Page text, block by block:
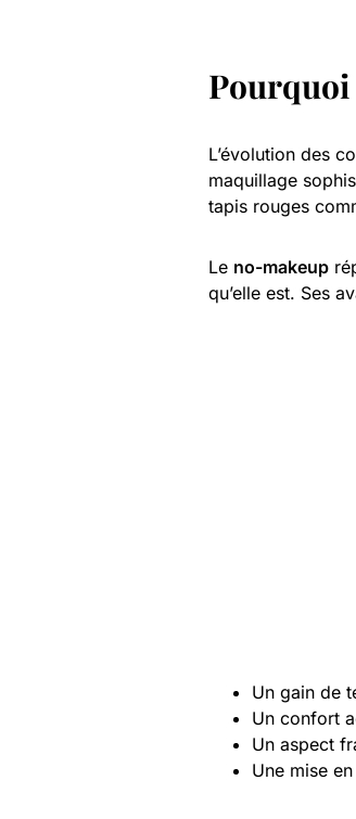
L’évolution des
maquillage
tapis rouges
Le no-makeup
qu’elle est. Ses
Un gain de
Un confort
Un aspect
Une mise